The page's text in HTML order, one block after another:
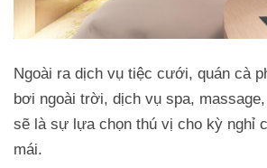
Ngoài ra dịch vụ tiệc cưới, quán cà
bơi ngoài trời, dịch vụ spa,
sẽ là sự lựa chọn thú vị cho kỳ nghỉ
mái.